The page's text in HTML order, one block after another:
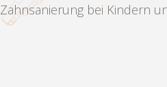
Zahnsanierung bei Kindern